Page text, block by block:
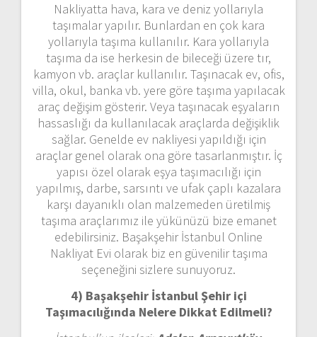
Nakliyatta hava, kara ve deniz yollarıyla
taşımalar yapılır. Bunlardan en çok kara
yollarıyla taşıma kullanılır. Kara yollarıyla
taşıma da ise herkesin de bileceği üzere tır,
kamyon vb. araçlar kullanılır. Taşınacak ev, ofis,
villa, okul, banka vb. yere göre taşıma yapılacak
araç değişim gösterir. Veya taşınacak eşyaların
hassaslığı da kullanılacak araçlarda değişiklik
sağlar. Genelde ev nakliyesi yapıldığı için
araçlar genel olarak ona göre tasarlanmıştır. İç
yapısı özel olarak eşya taşımacılığı için
yapılmış, darbe, sarsıntı ve ufak çaplı kazalara
karşı dayanıklı olan malzemeden üretilmiş
taşıma araçlarımız ile yükünüzü bize emanet
edebilirsiniz. Başakşehir İstanbul Online
Nakliyat Evi olarak biz en güvenilir taşıma
seçeneğini sizlere sunuyoruz.
4) Başakşehir İstanbul Şehir içi
Taşımacılığında Nelere Dikkat Edilmeli?